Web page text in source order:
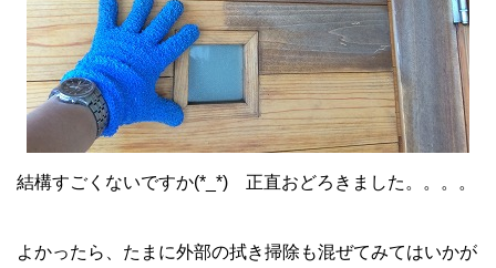
結構すごくないですか(*_*) 正直おどろきました。。。。
よかったら、たまに外部の拭き掃除も混ぜてみてはいかが